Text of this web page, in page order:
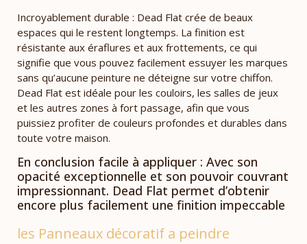
Incroyablement durable : Dead Flat crée de beaux
espaces qui le restent longtemps. La finition est
résistante aux éraflures et aux frottements, ce qui
signifie que vous pouvez facilement essuyer les marques
sans qu’aucune peinture ne déteigne sur votre chiffon.
Dead Flat est idéale pour les couloirs, les salles de jeux
et les autres zones à fort passage, afin que vous
puissiez profiter de couleurs profondes et durables dans
toute votre maison.
En conclusion facile à appliquer : Avec son
opacité exceptionnelle et son pouvoir couvrant
impressionnant. Dead Flat permet d’obtenir
encore plus facilement une finition impeccable
les Panneaux décoratif a peindre